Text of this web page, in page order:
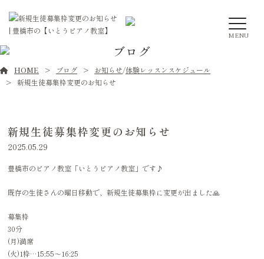
MENU
ブログ
HOME ブログ お知らせ/体験レッスンスケジュール
新規生徒募集枠変更のお知らせ
新規生徒募集枠変更のお知らせ
2025.05.29
豊橋市のピアノ教室「いとうピアノ教室」です♪
既存の生徒さんの曜日移動で、新規生徒募集枠に変更が出ました🙏
募集枠
30分
(月)満席
(火)1枠…15:55〜16:25